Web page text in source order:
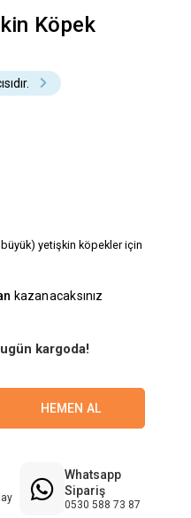
Köpek
yetişkin köpekler için
kazanacaksınız
kargoda!
Whatsapp
Sipariş
0530 588 73 87